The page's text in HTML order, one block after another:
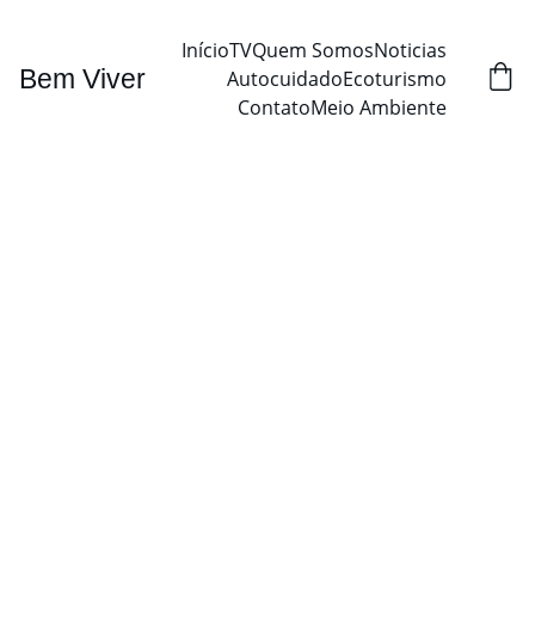
Bem Viver
InícioTVQuem SomosNoticias
AutocuidadoEcoturismo
ContatoMeio Ambiente